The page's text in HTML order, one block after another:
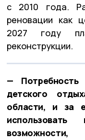
с 2010 года.
реновации как
2027 году
реконструкции.
—
детского
области, и за